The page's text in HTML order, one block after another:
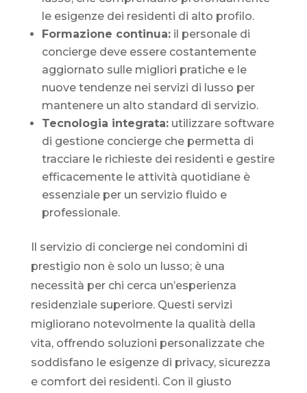
le esigenze dei residenti di alto profilo.
Formazione continua:il personale di
concierge deve essere costantemente
aggiornato sulle migliori pratiche e le
nuove tendenze nei servizi di lusso per
mantenere un alto standard di servizio.
Tecnologia integrata:utilizzare software
di gestione concierge che permetta di
tracciare le richieste dei residenti e gestire
efficacemente le attività quotidiane è
essenziale per un servizio fluido e
professionale.
Il servizio di concierge nei condomini di
prestigio non è solo un lusso; è una
necessità per chi cerca un’esperienza
residenziale superiore. Questi servizi
migliorano notevolmente la qualità della
vita, offrendo soluzioni personalizzate che
soddisfano le esigenze di privacy, sicurezza
e comfort dei residenti. Con il giusto